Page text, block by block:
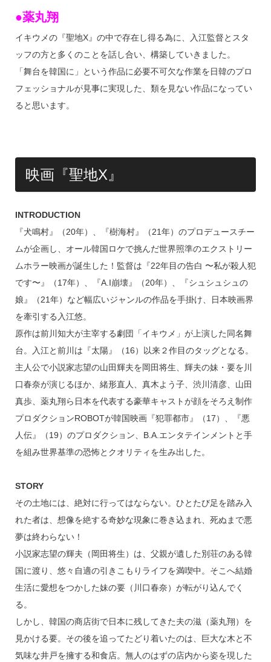
●薬丸翔
イキウメの『聖地X』の中で存在し得る為に、入江監督とスタ
ッフの方と多くのことを話し合い、構築していきました。
「舞台を韓国に」という作品に必要不可欠な作業を日韓のプロ
フェッショナルが見事に実現した、類を見ない作品になってい
ると思います。
映画『聖地X』
INTRODUCTION
『犬鳴村』（20年）、『樹海村』（21年）のプロデュースチー
ムが企画し、オール韓国ロケで挑んだ世界照準のエクストリー
ムホラー映画が誕生した！監督は『22年目の告白 〜私が殺人犯
です〜』（17年）、『A.I崩壊』（20年）、『シュシュシュの
娘』（21年）など幅広いジャンルの作品を手掛け、日本映画界
を牽引する入江悠。
原作は前川知大が主宰する劇団「イキウメ」が上演した同名舞
台。入江と前川は『太陽』（16）以来２作目のタッグとなる。
主人公で小説家志望の山田輝夫を岡田将生、輝夫の妹・要を川
口春奈が演じるほか、緒形直人、真木よう子、渋川清彦、山田
真歩、薬丸翔ら日本を代表する豪華キャストが顔をそろえ制作
プロダクションROBOTが韓国映画『犯罪都市』（17）、『悪
人伝』（19）のプロダクション、B.A.エンタテインメントと手
を組み世界基準の恐怖とクオリティを生み出した。
STORY
その土地には、絶対に行ってはならない。ひとたび足を踏み入
れた者は、想像を絶する奇妙な現象に巻き込まれ、死ぬまで悪
夢は終わらない！
小説家志望の輝夫（岡田将生）は、父親が遺した別荘のある韓
国に渡り、悠々自適の引きこもりライフを満喫中。そこへ結婚
生活に愛想をつかした妹の要（川口春奈）が転がり込んでく
る。
しかし、韓国の商店街で日本に残してきた夫の滋（薬丸翔）を
見かける要。その後を追ってたどり着いたのは、巨大な木と不
気味な井戸を擁する和食店。無人のはずの店内から姿を現した